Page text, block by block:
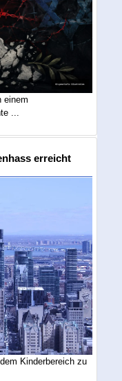
einem
...
erreicht
Kinderbereich zu